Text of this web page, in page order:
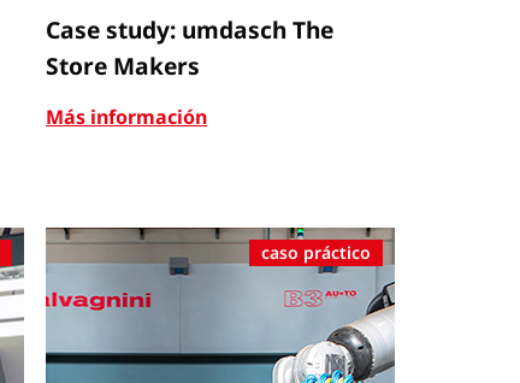
Case study: umdasch The
Store Makers
Más información
caso práctico